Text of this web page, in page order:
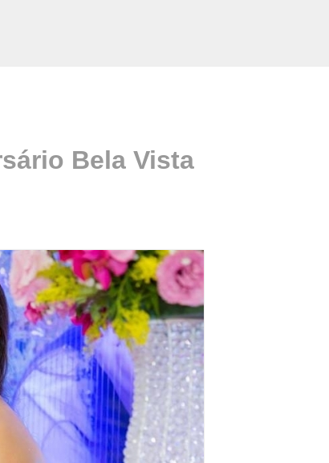
Bela Vista